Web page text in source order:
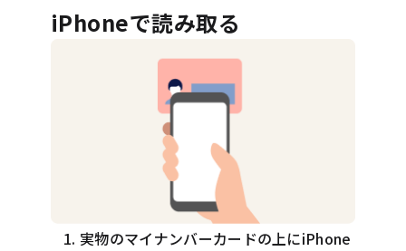
iPhoneで読み取る
実物のマイナンバーカードの上にiPhone